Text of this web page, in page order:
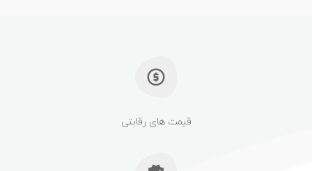
قیمت های رقابتی